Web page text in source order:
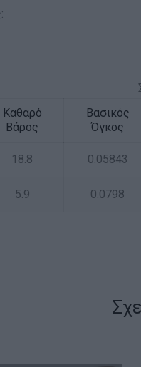
Καθαρό
Βάρος
Βασικός
Όγκος
18.8 0.05843
5.9 0.0798